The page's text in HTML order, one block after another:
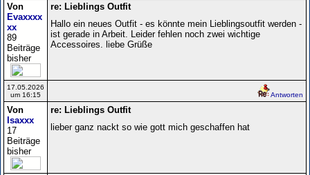
Von
Evaxxxx
xx
89
Beiträge
bisher
re: Lieblings Outfit
Hallo ein neues Outfit - es könnte mein Lieblingsoutfit werden -
ist gerade in Arbeit. Leider fehlen noch zwei wichtige
Accessoires. liebe Grüße
17.05.2026
um 16:15
Antworten
Von
Isaxxx
17
Beiträge
bisher
re: Lieblings Outfit
lieber ganz nackt so wie gott mich geschaffen hat